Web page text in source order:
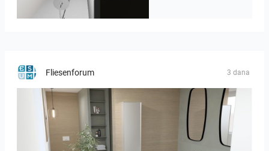
JEGOUX-PASSER 2
Fliesenforum 3 dana